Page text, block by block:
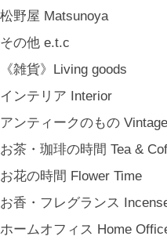
松野屋 Matsunoya
その他 e.t.c
《雑貨》Living goods
インテリア Interior
アンティークのもの
お茶・珈琲の時間 Tea &
お花の時間 Flower Time
お香・フレグランス
ホームオフィス Home
内祝い Thank You
新築祝い
結婚祝い Wedding
結婚式の引出物
誕生日プレゼント